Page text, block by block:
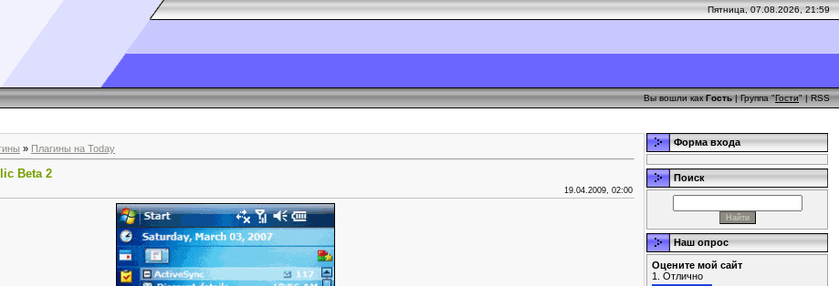
Пятница, 07.08.2026, 21:59
Вы вошли какГость| Группа "Гости" |RSS
» Плагины на Today
Beta 2
19.04.2009, 02:00
Форма входа
Поиск
Наш опрос
Оцените мой сайт
1. Отлично